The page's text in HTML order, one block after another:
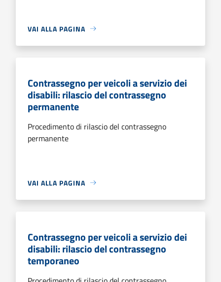
VAI ALLA PAGINA
Contrassegno per veicoli a servizio dei
disabili: rilascio del contrassegno
permanente
Procedimento di rilascio del contrassegno
permanente
VAI ALLA PAGINA
Contrassegno per veicoli a servizio dei
disabili: rilascio del contrassegno
temporaneo